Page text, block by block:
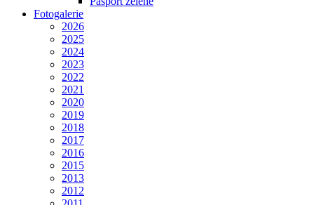
Fotogalerie
2026
2025
2024
2023
2022
2021
2020
2019
2018
2017
2016
2015
2013
2012